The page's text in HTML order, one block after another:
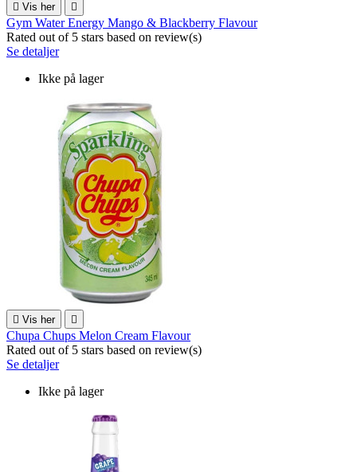
 Vis her 
Gym Water Energy Mango & Blackberry Flavour
Rated out of 5 stars based on review(s)
Se detaljer
Ikke på lager
 Vis her 
Chupa Chups Melon Cream Flavour
Rated out of 5 stars based on review(s)
Se detaljer
Ikke på lager